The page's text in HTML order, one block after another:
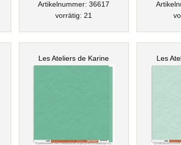
Artikelnummer: 36617
vorrätig: 21
Les Ateliers de Karine Les